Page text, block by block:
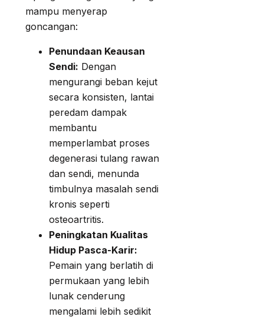
mampu menyerap
goncangan:
Penundaan Keausan
Sendi: Dengan
mengurangi beban kejut
secara konsisten, lantai
peredam dampak
membantu
memperlambat proses
degenerasi tulang rawan
dan sendi, menunda
timbulnya masalah sendi
kronis seperti
osteoartritis.
Peningkatan Kualitas
Hidup Pasca-Karir:
Pemain yang berlatih di
permukaan yang lebih
lunak cenderung
mengalami lebih sedikit